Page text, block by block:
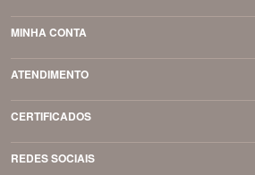
MINHA CONTA
ATENDIMENTO
CERTIFICADOS
REDES SOCIAIS